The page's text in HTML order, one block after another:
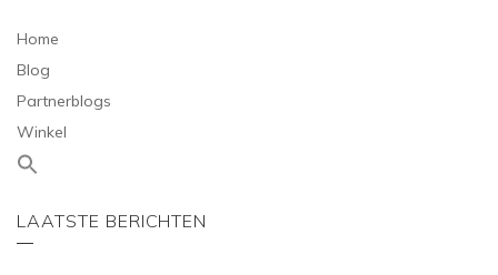
Home
Blog
Partnerblogs
Winkel
LAATSTE BERICHTEN